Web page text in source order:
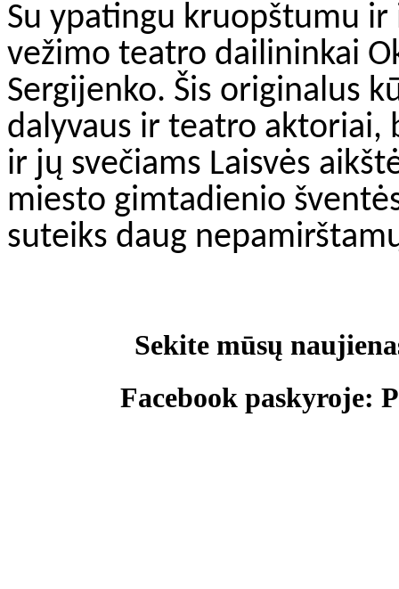
Su ypatingu kruopštumu ir
vežimo teatro dailininkai
Sergijenko. Šis originalus
dalyvaus ir teatro aktoriai,
ir jų svečiams Laisvės
miesto gimtadienio
suteiks daug
Sekite mūsų
Facebook paskyroje: